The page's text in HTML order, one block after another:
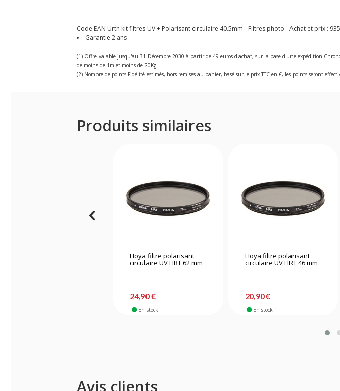
Code EAN Urth kit filtres UV + Polarisant circulaire 40.5mm - Filtres photo - Achat et prix :
Garantie 2 ans
(1) Offre valable jusqu'au 31 Décembre 2030 à partir de 49 euros d'achat, sur la base d'une expédition
de moins de 1m et moins de 20Kg.
(2) Nombre de points Fidélité estimés, hors remises au panier, basé sur le prix TTC en €, les points seront
Produits similaires
Hoya filtre polarisant
circulaire UV HRT 62 mm
24,90 €
En stock
Hoya filtre polarisant
circulaire UV HRT 46 mm
20,90 €
En stock
Avis clients